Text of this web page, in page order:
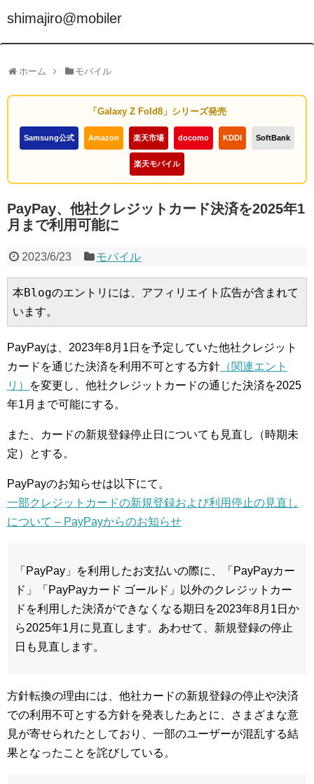
shimajiro@mobiler
ホーム モバイル
「Galaxy Z Fold8」シリーズ発売
Samsung公式 Amazon 楽天市場 docomo KDDI SoftBank
楽天モバイル
PayPay、他社クレジットカード決済を2025年1
月まで利用可能に
2023/6/23 モバイル
本Blogのエントリには、アフィリエイト広告が含まれて
います。
PayPayは、2023年8月1日を予定していた他社クレジット
カードを通じた決済を利用不可とする方針 （関連エント
リ）
を変更し、他社クレジットカードの通じた決済を2025
年1月まで可能にする。
また、カードの新規登録停止日についても見直し（時期未
定）とする。
PayPayのお知らせは以下にて。
一部クレジットカードの新規登録および利用停止の見直し
について – PayPayからのお知らせ
「PayPay」を利用したお支払いの際に、「PayPayカー
ド」「PayPayカード ゴールド」以外のクレジットカー
ドを利用した決済ができなくなる期日を2023年8月1日か
ら2025年1月に見直します。あわせて、新規登録の停止
日も見直します。
方針転換の理由には、他社カードの新規登録の停止や決済
での利用不可とする方針を発表したあとに、さまざまな意
見が寄せられたとしており、一部のユーザーが混乱する結
果となったことを詫びしている。